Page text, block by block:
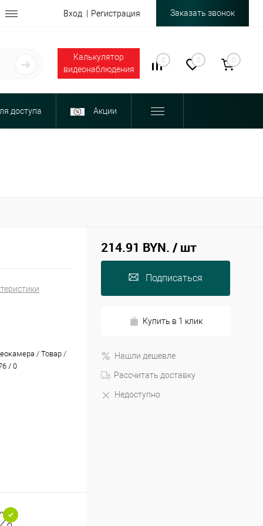
Вход Регистрация Заказать звонок
Калькулятор
видеонаблюдения
0 0 0
доступа Акции
/ Товар /
/ 0
214.91 BYN. / шт
Подписаться
Купить в 1 клик
Нашли дешевле
Рассчитать доставку
Недоступно